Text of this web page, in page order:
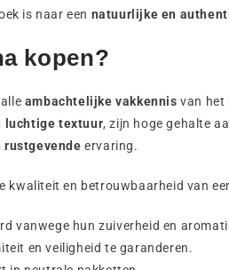
is naar een natuurlijke en
kopen?
ambachtelijke vakkennis van het
luchtige textuur, zijn hoge gehalte
rustgevende ervaring.
kwaliteit en betrouwbaarheid van
vanwege hun zuiverheid en
en veiligheid te garanderen.